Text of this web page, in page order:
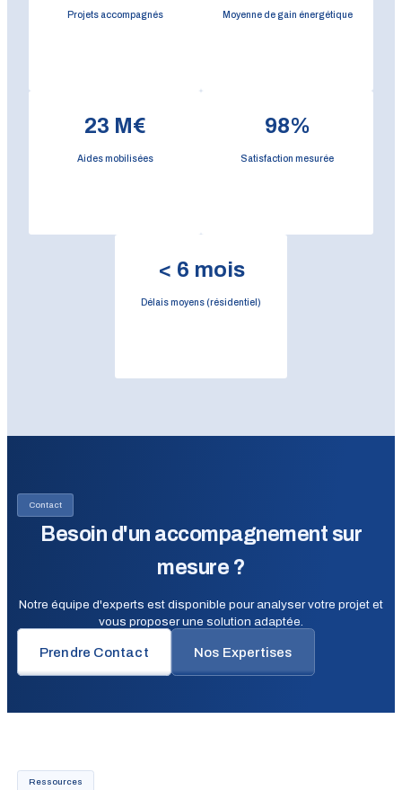
Projets accompagnés Moyenne de gain énergétique
23 M€
Aides mobilisées
98%
Satisfaction mesurée
< 6 mois
Délais moyens (résidentiel)
Contact
Besoin d'un accompagnement sur
mesure ?
Notre équipe d'experts est disponible pour analyser votre projet et
vous proposer une solution adaptée.
Prendre Contact Nos Expertises
Ressources